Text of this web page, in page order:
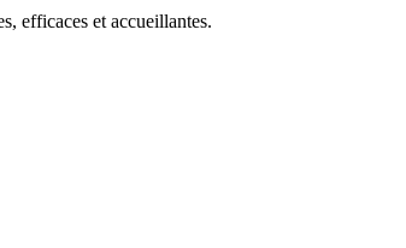
efficaces et accueillantes.